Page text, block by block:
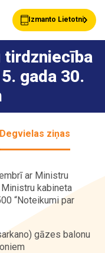
Izmanto Lietotni
Jaunumi
Klientu Kartes
Bizness
Par ASTARTE
tirdzniecība
gada 30.
Degvielas ziņas
ar Ministru
kabineta
“Noteikumi par
gāzes balonu